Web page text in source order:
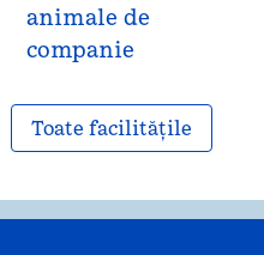
animale de
companie
Toate facilitățile